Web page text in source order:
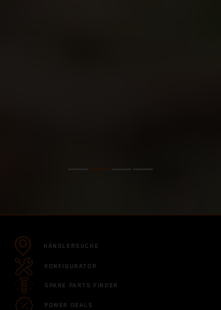
HÄNDLERSUCHE
KONFIGURATOR
SPARE PARTS FINDER
POWER DEALS